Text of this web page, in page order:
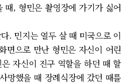
때, 형민은 촬영장에 가기가 싫어
. 민지는 열두 살 때 미국으로 이
면으로 만난 형민은 자신이 어린
자신이 진구 역할을 하던 때 할
망했을 때 장례식장에 갔던 때를